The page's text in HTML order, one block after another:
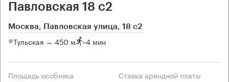
Павловская 18 с2
Москва, Павловская улица, 18 с2
Тульская → 450 м ~4 мин
Площадь особняка Ставка арендной платы